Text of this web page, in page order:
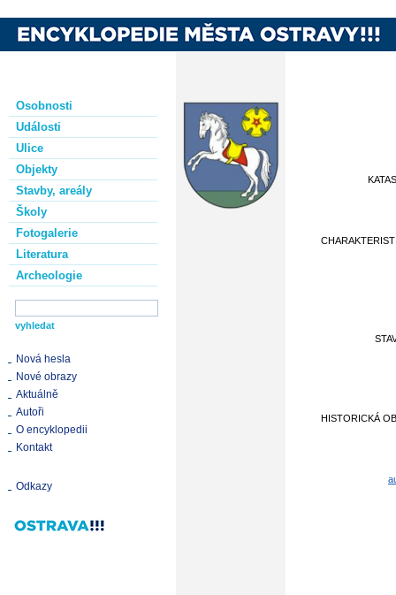
Osobnosti
Události
Ulice
Objekty
Stavby, areály
Školy
Fotogalerie
Literatura
Archeologie
Nová hesla
Nové obrazy
Aktuálně
Autoři
O encyklopedii
Kontakt
Odkazy
HISTORICKÁ